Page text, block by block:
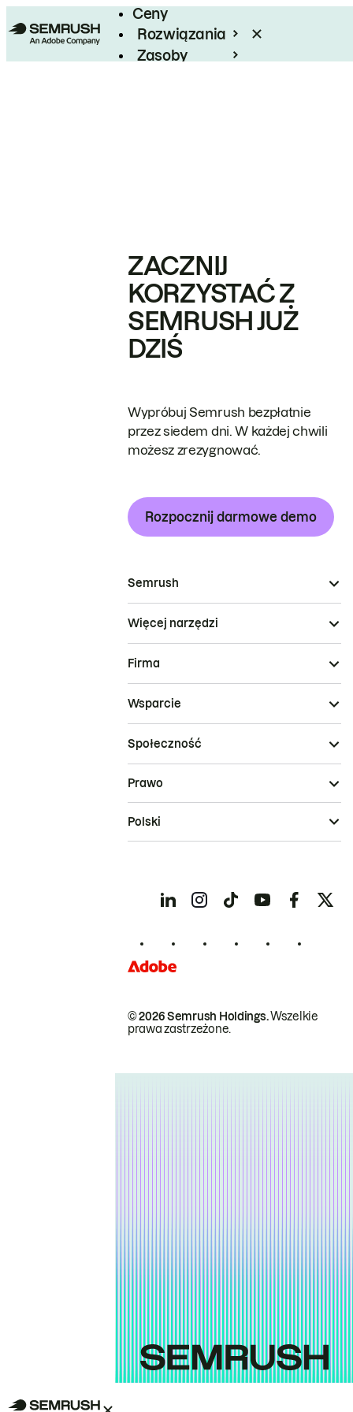
Ceny
Rozwiązania
Zasoby
ZACZNIJ
KORZYSTAĆ Z
SEMRUSH JUŻ
DZIŚ
Wypróbuj Semrush bezpłatnie
przez siedem dni. W każdej chwili
możesz zrezygnować.
Rozpocznij darmowe demo
Semrush
Więcej narzędzi
Firma
Wsparcie
Społeczność
© 2026 Semrush Holdings.Wszelkie
prawa zastrzeżone.
Prawo
Polski